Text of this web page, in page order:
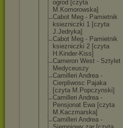
ogrod [czyta
M.Komorowska]
Cabot Meg - Pamietnik
ksiezniczki 1 [czyta
J.Jedryka]
Cabot Meg - Pamietnik
ksiezniczki 2 [czyta
H.Kinder-Kiss]
Cameron West - Sztylet
Medyceuszy
Camilleri Andrea -
Cierpliwosc Pajaka
[czyta M.Popczynski]
Camilleri Andrea -
Pensjonat Ewa [czyta
M.Kaczmarska]
Camilleri Andrea -